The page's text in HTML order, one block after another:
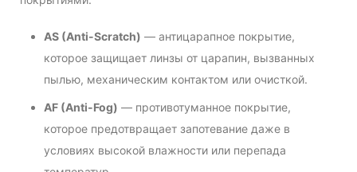
AS (Anti-Scratch) — антицарапное покрытие,
которое защищает линзы от царапин, вызванных
пылью, механическим контактом или очисткой.
AF (Anti-Fog) — противотуманное покрытие,
которое предотвращает запотевание даже в
условиях высокой влажности или перепада